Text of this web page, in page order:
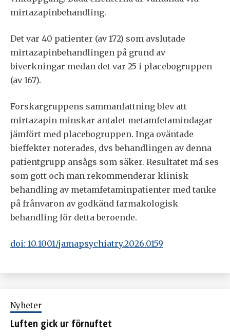
mirtazapinbehandling.
Det var 40 patienter (av 172) som avslutade
mirtazapinbehandlingen på grund av
biverkningar medan det var 25 i placebogruppen
(av 167).
Forskargruppens sammanfattning blev att
mirtazapin minskar antalet metamfetamindagar
jämfört med placebogruppen. Inga oväntade
bieffekter noterades, dvs behandlingen av denna
patientgrupp ansågs som säker. Resultatet må ses
som gott och man rekommenderar klinisk
behandling av metamfetaminpatienter med tanke
på frånvaron av godkänd farmakologisk
behandling för detta beroende.
doi: 10.1001/jamapsychiatry.2026.0159
Nyheter
Luften gick ur förnuftet